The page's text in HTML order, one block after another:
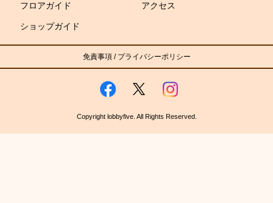
フロアガイド アクセス
ショップガイド
免責事項/ プライバシーポリシー
Copyright lobbyfive. All Rights Reserved.